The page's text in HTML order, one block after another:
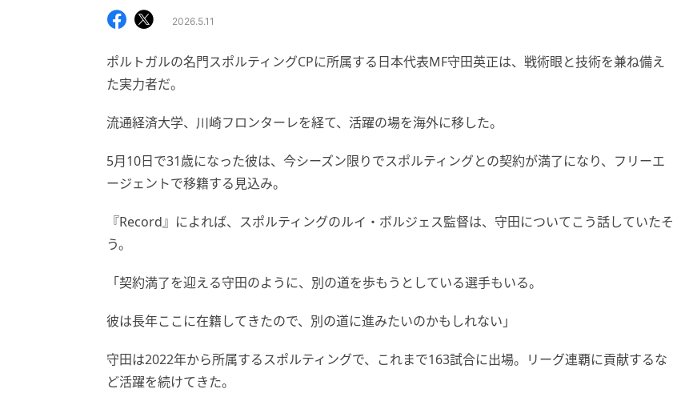
2026.5.11
ポルトガルの名門スポルティングCPに所属する日本代表MF守田英正は、戦術眼と技術を兼ね備え
た実力者だ。
流通経済大学、川崎フロンターレを経て、活躍の場を海外に移した。
5月10日で31歳になった彼は、今シーズン限りでスポルティングとの契約が満了になり、フリーエ
ージェントで移籍する見込み。
『Record』によれば、スポルティングのルイ・ボルジェス監督は、守田についてこう話していたそ
う。
「契約満了を迎える守田のように、別の道を歩もうとしている選手もいる。
彼は長年ここに在籍してきたので、別の道に進みたいのかもしれない」
守田は2022年から所属するスポルティングで、これまで163試合に出場。リーグ連覇に貢献するな
ど活躍を続けてきた。